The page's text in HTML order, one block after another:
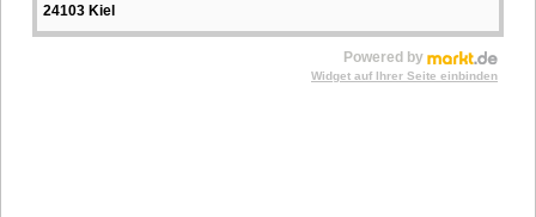
24103 Kiel
Powered by
Widget auf Ihrer Seite einbinden